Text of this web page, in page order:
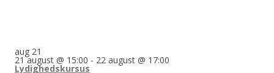
aug 21
21 august @ 15:00 - 22 august @ 17:00
Lydighedskursus